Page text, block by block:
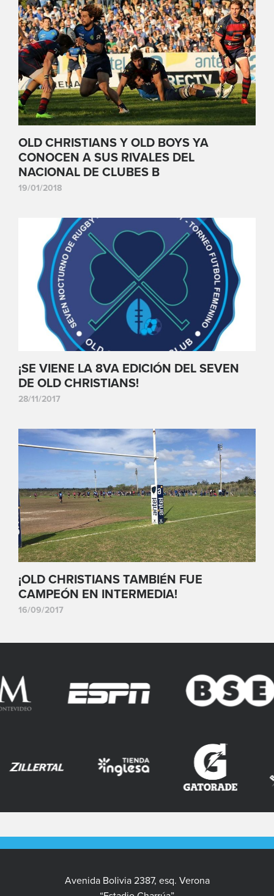
OLD CHRISTIANS Y OLD BOYS YA
CONOCEN A SUS RIVALES DEL
NACIONAL DE CLUBES B
19/01/2018
¡SE VIENE LA 8VA EDICIÓN DEL SEVEN
DE OLD CHRISTIANS!
28/11/2017
¡OLD CHRISTIANS TAMBIÉN FUE
CAMPEÓN EN INTERMEDIA!
16/09/2017
Avenida Bolivia 2387, esq. Verona